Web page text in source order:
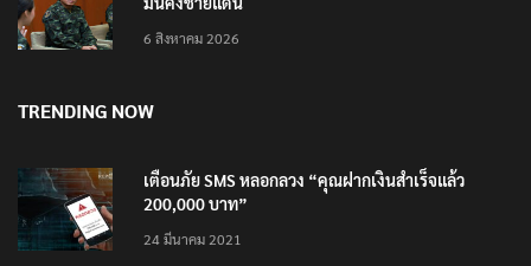
6 สิงหาคม 2026
TRENDING NOW
เตือนภัย SMS หลอกลวง “คุณฝากเงินสำเร็จแล้ว
200,000 บาท”
24 มีนาคม 2021